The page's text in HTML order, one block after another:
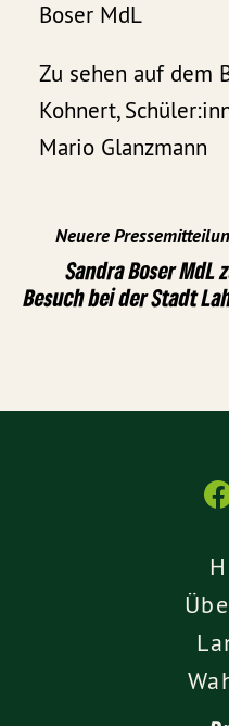
Boser MdL
Zu sehen auf dem
Kohnert,
Mario Glanzmann
Neuere
Sandra Boser MdL
Besuch bei der Stadt